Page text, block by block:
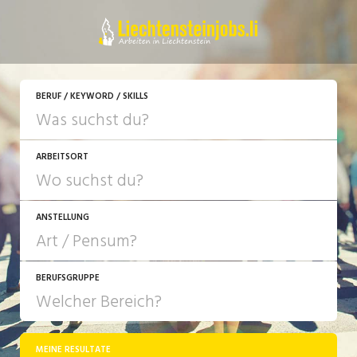
BERUF / KEYWORD / SKILLS
ARBEITSORT
ANSTELLUNG
JOB-TYP
Festanstellung
BERUFSGRUPPE
MEINE RESULTATE
JETZT BEWERBEN